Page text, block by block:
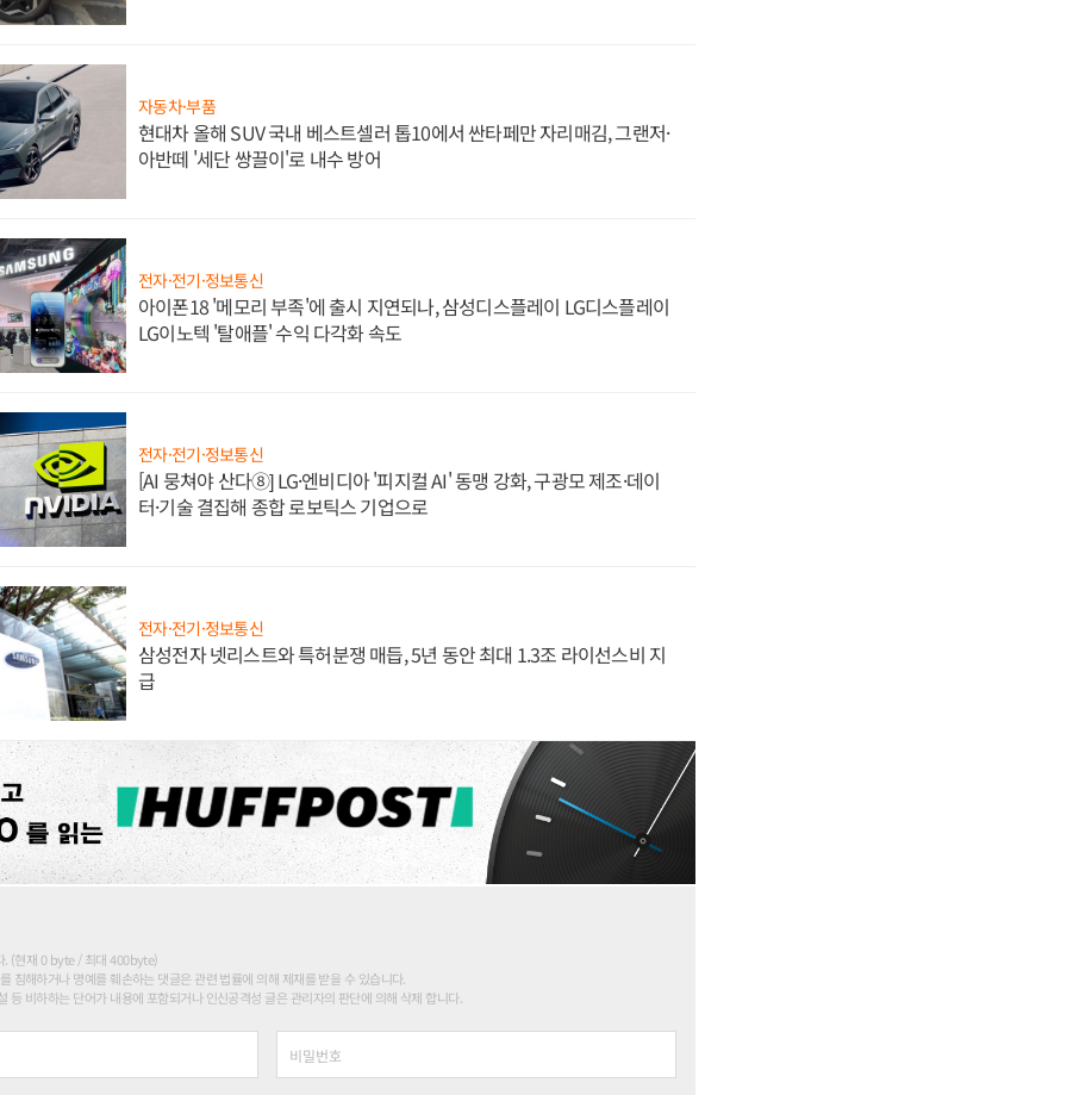
자동차·부품
현대차 올해 SUV 국내 베스트셀러 톱10에서 싼타페만 자리매김, 그랜저·
아반떼 '세단 쌍끌이'로 내수 방어
전자·전기·정보통신
아이폰18 '메모리 부족'에 출시 지연되나, 삼성디스플레이 LG디스플레이
LG이노텍 '탈애플' 수익 다각화 속도
전자·전기·정보통신
[AI 뭉쳐야 산다⑧] LG·엔비디아 '피지컬 AI' 동맹 강화, 구광모 제조·데이
터·기술 결집해 종합 로보틱스 기업으로
전자·전기·정보통신
삼성전자 넷리스트와 특허분쟁 매듭, 5년 동안 최대 1.3조 라이선스비 지
급
. (현재 0 byte / 최대 400byte)
침해하거나 명예를 훼손하는 댓글은 관련 법률에 의해 제재를 받을 수 있습니다.
등 비하하는 단어가 내용에 포함되거나 인신공격성 글은 관리자의 판단에 의해 삭제 합니다.